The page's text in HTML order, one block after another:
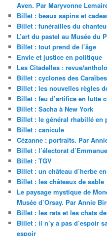
Aven. Par Maryvonne
Billet : beaux sapins et
Billet : funérailles du
L’art du pastel au Musée du
Billet : tout prend de l’âge
Envie et justice en politique
Les Citadelles : revue/
Billet : cyclones des Caraïbes
Billet : les nouvelles règles
Billet : feu d’artifice en lutte
Billet : Sacha à New York
Billet : le général rhabillé en
Billet : canicule
Cézanne : portraits. Par
Billet : l’électorat
Billet : TGV
Billet : un château d’herbe
Billet : les châteaux de sable
Le paysage mystique de
Musée d’Orsay. Par Annie
Billet : les rats et les chats
Billet : il n’y a pas d’espoir
espoir